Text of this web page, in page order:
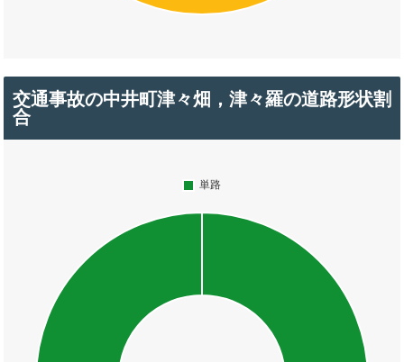
交通事故の中井町津々畑，津々羅の道路形状割
合